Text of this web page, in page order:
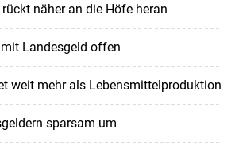
näher an die Höfe heran
Landesgeld offen
weit mehr als Lebensmittelproduktion
sparsam um